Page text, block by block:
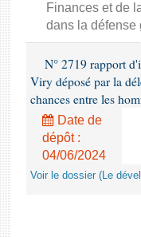
Finances et de
dans la défense
N° 2719 rapport
Viry déposé par la
chances entre les
Date de
dépôt :
04/06/2024
Voir le dossier (Le